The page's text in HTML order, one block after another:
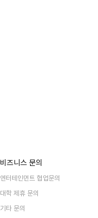
비즈니스 문의
엔터테인먼트 협업문의
대학 제휴 문의
기타 문의